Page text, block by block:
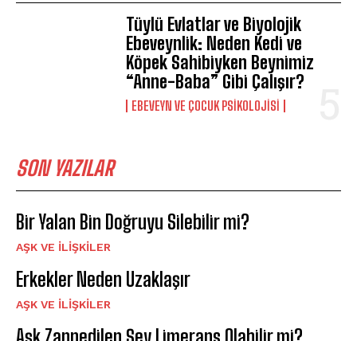
Tüylü Evlatlar ve Biyolojik
Ebeveynlik: Neden Kedi ve
Köpek Sahibiyken Beynimiz
“Anne-Baba” Gibi Çalışır?
EBEVEYN VE ÇOCUK PSIKOLOJISI
SON YAZILAR
Bir Yalan Bin Doğruyu Silebilir mi?
AŞK VE İLIŞKILER
Erkekler Neden Uzaklaşır
AŞK VE İLIŞKILER
Aşk Zannedilen Şey Limerans Olabilir mi?